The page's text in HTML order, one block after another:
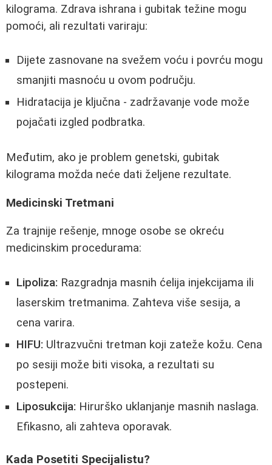
kilograma. Zdrava ishrana i gubitak težine mogu
pomoći, ali rezultati variraju:
Dijete zasnovane na svežem voću i povrću mogu
smanjiti masnoću u ovom području.
Hidratacija je ključna - zadržavanje vode može
pojačati izgled podbratka.
Međutim, ako je problem genetski, gubitak
kilograma možda neće dati željene rezultate.
Medicinski Tretmani
Za trajnije rešenje, mnoge osobe se okreću
medicinskim procedurama:
Lipoliza: Razgradnja masnih ćelija injekcijama ili
laserskim tretmanima. Zahteva više sesija, a
cena varira.
HIFU: Ultrazvučni tretman koji zateže kožu. Cena
po sesiji može biti visoka, a rezultati su
postepeni.
Liposukcija: Hirurško uklanjanje masnih naslaga.
Efikasno, ali zahteva oporavak.
Kada Posetiti Specijalistu?